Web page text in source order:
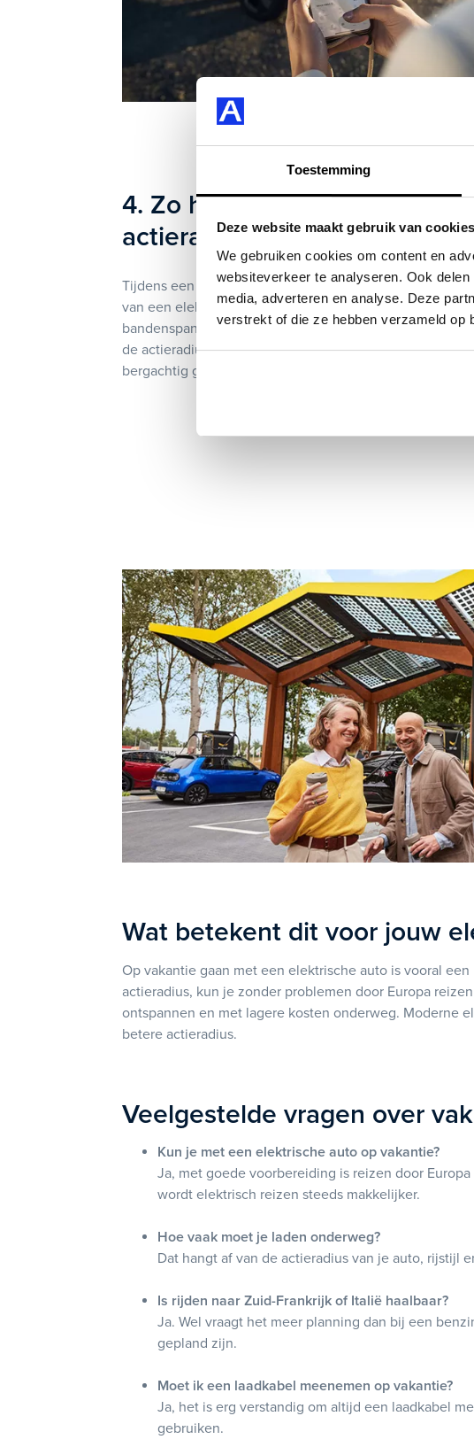
Toestemming
Deze website maakt gebruik van cookies
We gebruiken cookies om content en
websiteverkeer te analyseren. Ook
media, adverteren en analyse. Deze
verstrekt of die ze hebben verzameld op
4. Zo haal je het meeste uit
actieradius
Tijdens een lange rit kan rijstijl veel invloed hebben op
van een elektrische auto. Een constante snelheid, juiste
bandenspanning en slim gebruik van regeneratief
de actieradius optimaal te benutten. Zeker tijdens
bergachtig gebied kan dit een groot verschil maken.
Wat betekent dit voor jouw
Op vakantie gaan met een elektrische auto is vooral
actieradius, kun je zonder problemen door Europa
ontspannen en met lagere kosten onderweg. Moderne
betere actieradius.
Veelgestelde vragen over
Kun je met een elektrische auto op vakantie?
Ja, met goede voorbereiding is reizen door
wordt elektrisch reizen steeds makkelijker.
Hoe vaak moet je laden onderweg?
Dat hangt af van de actieradius van je auto, rijstijl
Is rijden naar Zuid-Frankrijk of Italië haalbaar?
Ja. Wel vraagt het meer planning dan bij een
gepland zijn.
Moet ik een laadkabel meenemen op vakantie?
Ja, het is erg verstandig om altijd een laadkabel
gebruiken.